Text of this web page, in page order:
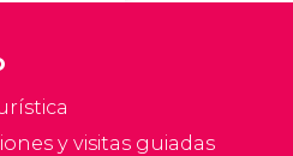
y visitas guiadas